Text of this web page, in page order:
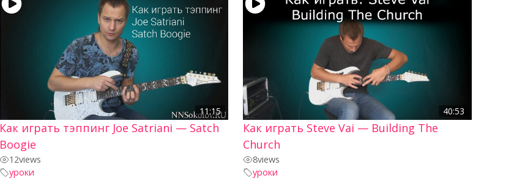
11:15
Как играть тэппинг Joe Satriani — Satch
Boogie
12views
уроки
40:53
Как играть Steve Vai — Building The
Church
8views
уроки